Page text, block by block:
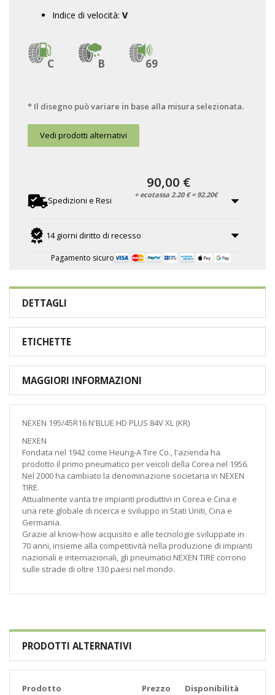
Indice di velocità: V
C B 69
* Il disegno può variare in base alla misura selezionata.
Vedi prodotti alternativi
Spedizioni e Resi
14 giorni diritto di recesso
Pagamento sicuro
90,00 €
+ ecotassa 2.20 € = 92.20€
DETTAGLI
ETICHETTE
MAGGIORI INFORMAZIONI
NEXEN 195/45R16 N'BLUE HD PLUS 84V XL (KR)
NEXEN
Fondata nel 1942 come Heung-A Tire Co., l'azienda ha
prodotto il primo pneumatico per veicoli della Corea nel 1956.
Nel 2000 ha cambiato la denominazione societaria in NEXEN
TIRE.
Attualmente vanta tre impianti produttivi in Corea e Cina e
una rete globale di ricerca e sviluppo in Stati Uniti, Cina e
Germania.
Grazie al know-how acquisito e alle tecnologie sviluppate in
70 anni, insieme alla competitività nella produzione di impianti
nazionali e internazionali, gli pneumatici NEXEN TIRE corrono
sulle strade di oltre 130 paesi nel mondo.
PRODOTTI ALTERNATIVI
Prodotto Prezzo Disponibilità